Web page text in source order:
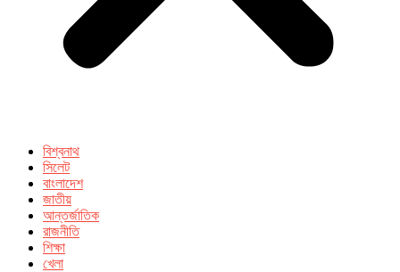
বিশ্বনাথ
সিলেট
বাংলাদেশ
জাতীয়
আন্তর্জাতিক
রাজনীতি
শিক্ষা
খেলা